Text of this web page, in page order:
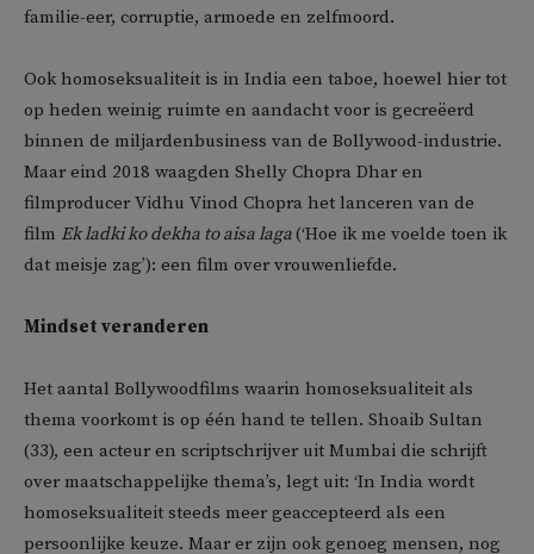
familie-eer, corruptie, armoede en zelfmoord.
Ook homoseksualiteit is in India een taboe, hoewel hier tot
op heden weinig ruimte en aandacht voor is gecreëerd
binnen de miljardenbusiness van de Bollywood-industrie.
Maar eind 2018 waagden Shelly Chopra Dhar en
filmproducer Vidhu Vinod Chopra het lanceren van de
film Ek ladki ko dekha to aisa laga(‘Hoe ik me voelde toen ik
dat meisje zag’): een film over vrouwenliefde.
Mindset veranderen
Het aantal Bollywoodfilms waarin homoseksualiteit als
thema voorkomt is op één hand te tellen. Shoaib Sultan
(33), een acteur en scriptschrijver uit Mumbai die schrijft
over maatschappelijke thema’s, legt uit: ‘In India wordt
homoseksualiteit steeds meer geaccepteerd als een
persoonlijke keuze. Maar er zijn ook genoeg mensen, nog